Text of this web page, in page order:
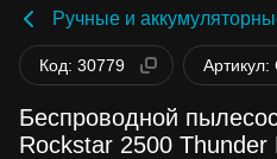
Ручные и
Код: 30779 Артикул:
Беспроводной
Rockstar 2500 Thunder